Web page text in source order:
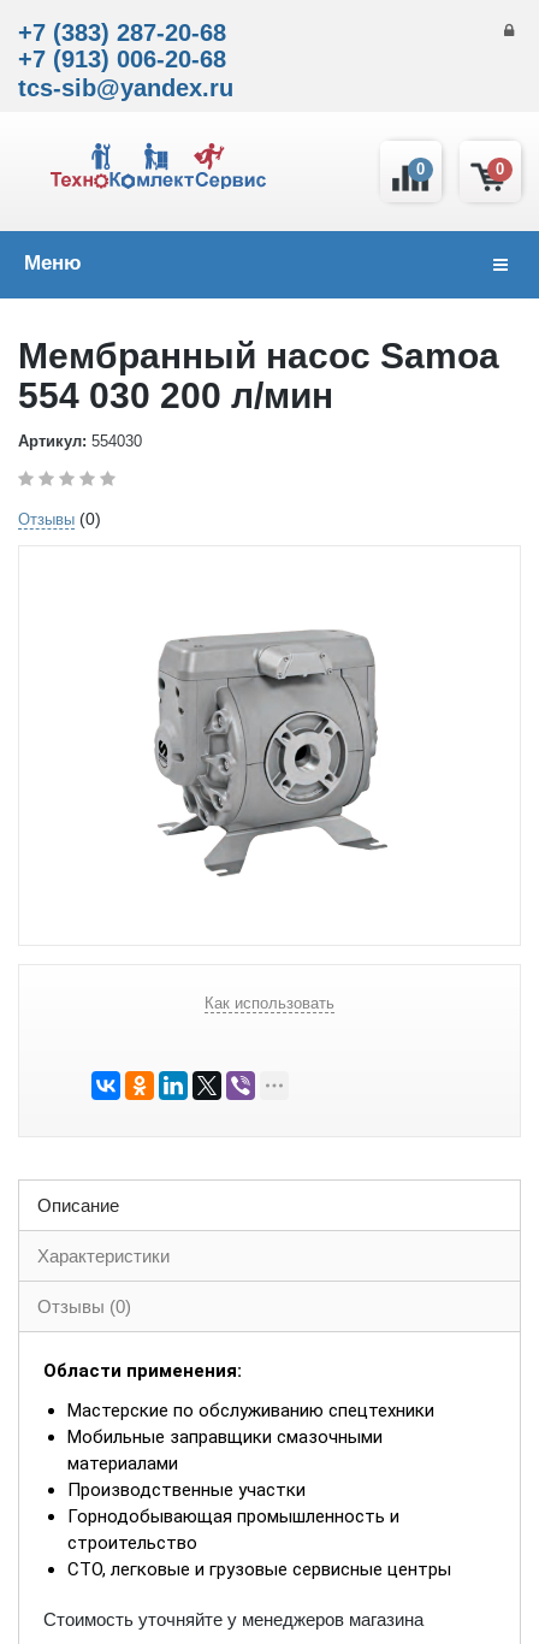
+7 (383) 287-20-68
+7 (913) 006-20-68
tcs-sib@yandex.ru
0
0
Меню
Мембранный насос Samoa
554 030 200 л/мин
Артикул: 554030
Отзывы (0)
Как использовать
Описание
Характеристики
Отзывы (0)
Области применения:
Мастерские по обслуживанию спецтехники
Мобильные заправщики смазочными
материалами
Производственные участки
Горнодобывающая промышленность и
строительство
СТО, легковые и грузовые сервисные центры
Стоимость уточняйте у менеджеров магазина